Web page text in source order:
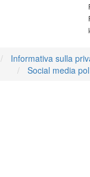
Informativa sulla
Social media